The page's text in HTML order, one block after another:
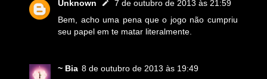
Unknown
7 de outubro de 2013 às 21:59
Bem, acho uma pena que o jogo não cumpriu
seu papel em te matar literalmente.
~ Bia 8 de outubro de 2013 às 19:49